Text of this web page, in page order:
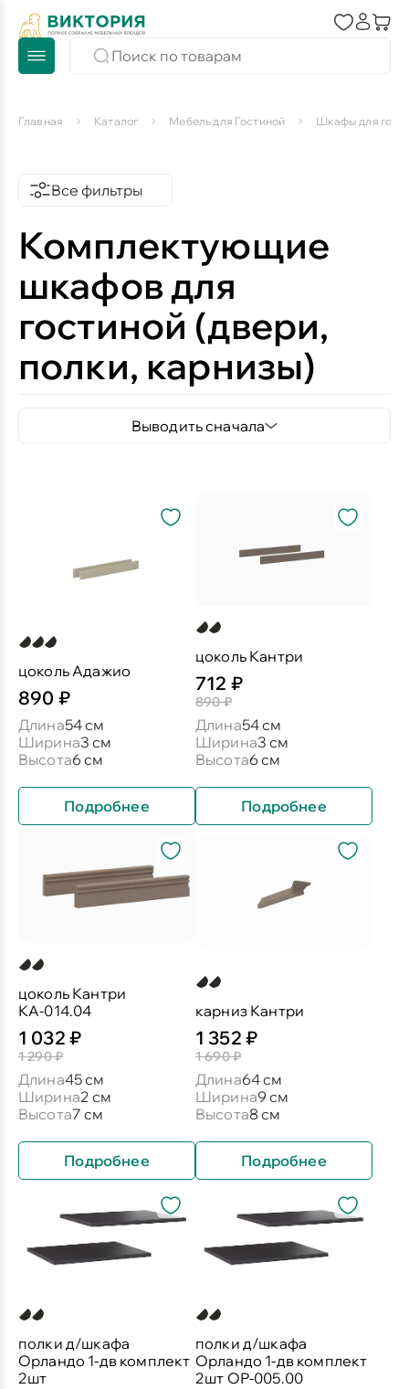
Главная Каталог Мебель для Гостиной Шкафы для
Все фильтры
Комплектующие
шкафов для
гостиной (двери,
полки, карнизы)
Выводить сначала
цоколь Адажио
890 ₽
Длина54 см
Ширина3 см
Высота6 см
Подробнее
цоколь Кантри
712 ₽
890 ₽
Длина54 см
Ширина3 см
Высота6 см
Подробнее
цоколь Кантри
КА-014.04
1 032 ₽
1 290 ₽
Длина45 см
Ширина2 см
Высота7 см
Подробнее
карниз Кантри
1 352 ₽
1 690 ₽
Длина64 см
Ширина9 см
Высота8 см
Подробнее
полки д/шкафа
Орландо 1-дв комплект
2шт
полки д/шкафа
Орландо 1-дв комплект
2шт ОР-005.00